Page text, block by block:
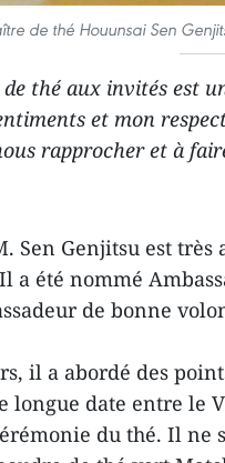
de thé Houunsai Sen
thé aux invités est
et mon
rapprocher et à
Sen Genjitsu est
a été nommé
de bonne
il a abordé des
longue date entre le
du thé. Il ne